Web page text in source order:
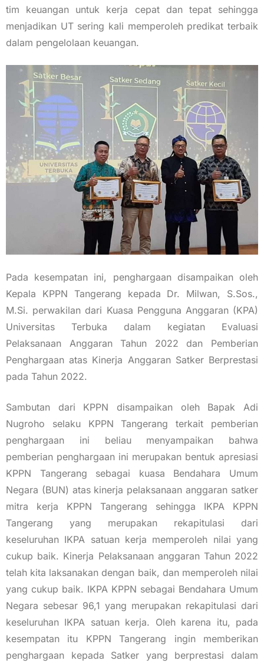
tim keuangan untuk kerja cepat dan tepat sehingga
menjadikan UT sering kali memperoleh predikat terbaik
dalam pengelolaan keuangan.
Pada kesempatan ini, penghargaan disampaikan oleh
Kepala KPPN Tangerang kepada Dr. Milwan, S.Sos.,
M.Si. perwakilan dari Kuasa Pengguna Anggaran (KPA)
Universitas Terbuka dalam kegiatan Evaluasi
Pelaksanaan Anggaran Tahun 2022 dan Pemberian
Penghargaan atas Kinerja Anggaran Satker Berprestasi
pada Tahun 2022.
Sambutan dari KPPN disampaikan oleh Bapak Adi
Nugroho selaku KPPN Tangerang terkait pemberian
penghargaan ini beliau menyampaikan bahwa
pemberian penghargaan ini merupakan bentuk apresiasi
KPPN Tangerang sebagai kuasa Bendahara Umum
Negara (BUN) atas kinerja pelaksanaan anggaran satker
mitra kerja KPPN Tangerang sehingga IKPA KPPN
Tangerang yang merupakan rekapitulasi dari
keseluruhan IKPA satuan kerja memperoleh nilai yang
cukup baik. Kinerja Pelaksanaan anggaran Tahun 2022
telah kita laksanakan dengan baik, dan memperoleh nilai
yang cukup baik. IKPA KPPN sebagai Bendahara Umum
Negara sebesar 96,1 yang merupakan rekapitulasi dari
keseluruhan IKPA satuan kerja. Oleh karena itu, pada
kesempatan itu KPPN Tangerang ingin memberikan
penghargaan kepada Satker yang berprestasi dalam